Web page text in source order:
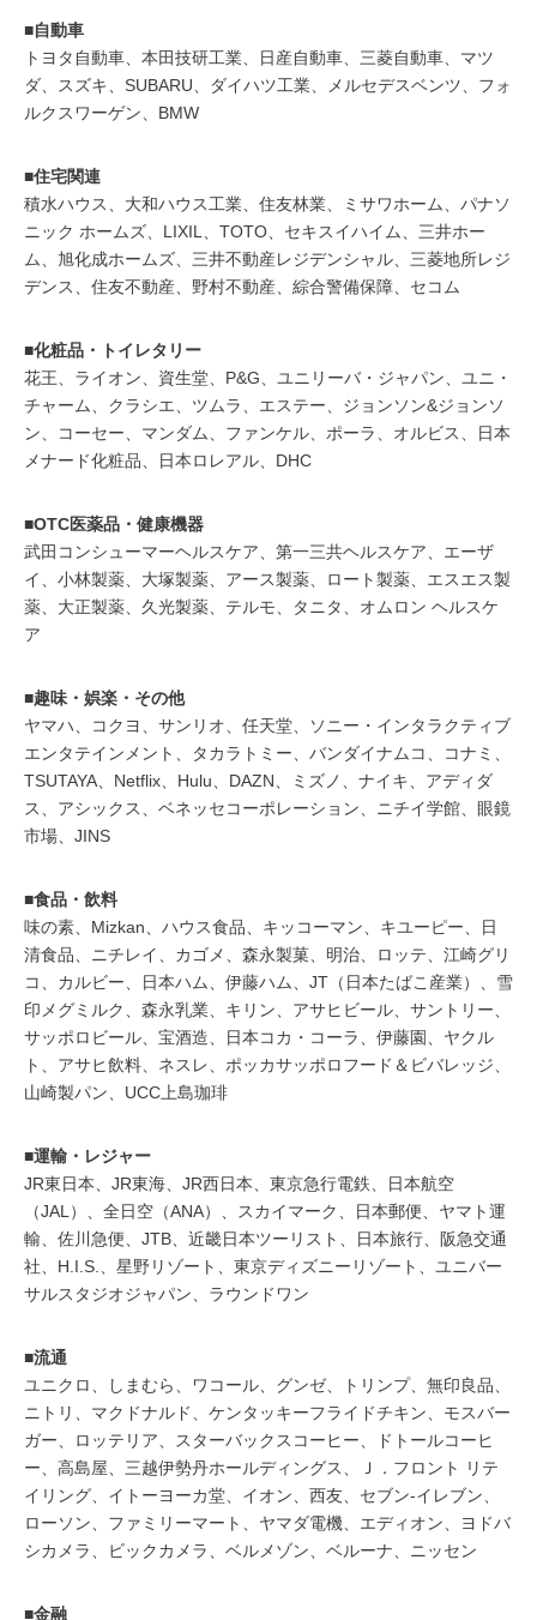
■自動車
トヨタ自動車、本田技研工業、日産自動車、三菱自動車、マツ
ダ、スズキ、SUBARU、ダイハツ工業、メルセデスベンツ、フォ
ルクスワーゲン、BMW
■住宅関連
積水ハウス、大和ハウス工業、住友林業、ミサワホーム、パナソ
ニック ホームズ、LIXIL、TOTO、セキスイハイム、三井ホー
ム、旭化成ホームズ、三井不動産レジデンシャル、三菱地所レジ
デンス、住友不動産、野村不動産、綜合警備保障、セコム
■化粧品・トイレタリー
花王、ライオン、資生堂、P&G、ユニリーバ・ジャパン、ユニ・
チャーム、クラシエ、ツムラ、エステー、ジョンソン&ジョンソ
ン、コーセー、マンダム、ファンケル、ポーラ、オルビス、日本
メナード化粧品、日本ロレアル、DHC
■OTC医薬品・健康機器
武田コンシューマーヘルスケア、第一三共ヘルスケア、エーザ
イ、小林製薬、大塚製薬、アース製薬、ロート製薬、エスエス製
薬、大正製薬、久光製薬、テルモ、タニタ、オムロン ヘルスケ
ア
■趣味・娯楽・その他
ヤマハ、コクヨ、サンリオ、任天堂、ソニー・インタラクティブ
エンタテインメント、タカラトミー、バンダイナムコ、コナミ、
TSUTAYA、Netflix、Hulu、DAZN、ミズノ、ナイキ、アディダ
ス、アシックス、ベネッセコーポレーション、ニチイ学館、眼鏡
市場、JINS
■食品・飲料
味の素、Mizkan、ハウス食品、キッコーマン、キユーピー、日
清食品、ニチレイ、カゴメ、森永製菓、明治、ロッテ、江崎グリ
コ、カルビー、日本ハム、伊藤ハム、JT（日本たばこ産業）、雪
印メグミルク、森永乳業、キリン、アサヒビール、サントリー、
サッポロビール、宝酒造、日本コカ・コーラ、伊藤園、ヤクル
ト、アサヒ飲料、ネスレ、ポッカサッポロフード＆ビバレッジ、
山崎製パン、UCC上島珈琲
■運輸・レジャー
JR東日本、JR東海、JR西日本、東京急行電鉄、日本航空
（JAL）、全日空（ANA）、スカイマーク、日本郵便、ヤマト運
輸、佐川急便、JTB、近畿日本ツーリスト、日本旅行、阪急交通
社、H.I.S.、星野リゾート、東京ディズニーリゾート、ユニバー
サルスタジオジャパン、ラウンドワン
■流通
ユニクロ、しまむら、ワコール、グンゼ、トリンプ、無印良品、
ニトリ、マクドナルド、ケンタッキーフライドチキン、モスバー
ガー、ロッテリア、スターバックスコーヒー、ドトールコーヒ
ー、高島屋、三越伊勢丹ホールディングス、Ｊ．フロント リテ
イリング、イトーヨーカ堂、イオン、西友、セブン-イレブン、
ローソン、ファミリーマート、ヤマダ電機、エディオン、ヨドバ
シカメラ、ビックカメラ、ベルメゾン、ベルーナ、ニッセン
■金融